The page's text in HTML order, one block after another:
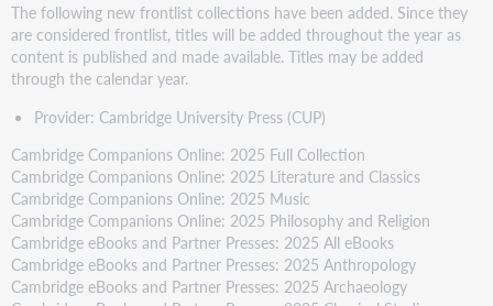
The following new frontlist collections have been added. Since they
are considered frontlist, titles will be added throughout the year as
content is published and made available. Titles may be added
through the calendar year.
Provider: Cambridge University Press (CUP)
Cambridge Companions Online: 2025 Full Collection
Cambridge Companions Online: 2025 Literature and Classics
Cambridge Companions Online: 2025 Music
Cambridge Companions Online: 2025 Philosophy and Religion
Cambridge eBooks and Partner Presses: 2025 All eBooks
Cambridge eBooks and Partner Presses: 2025 Anthropology
Cambridge eBooks and Partner Presses: 2025 Archaeology